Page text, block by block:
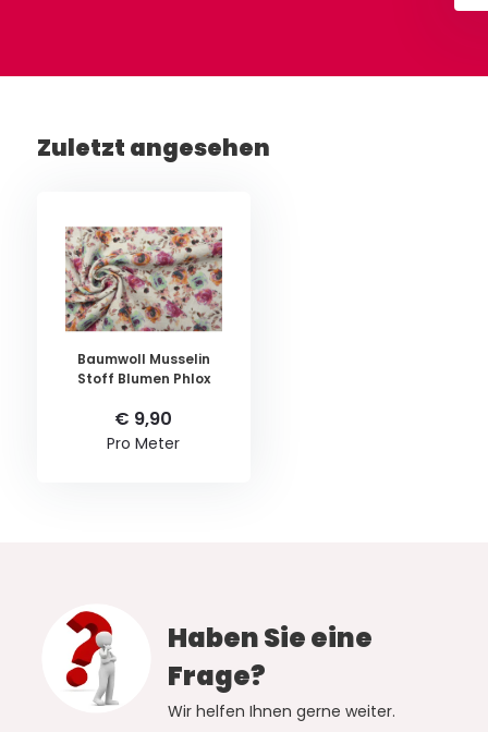
Zuletzt angesehen
Baumwoll Musselin
Stoff Blumen Phlox
€ 9,90
Pro Meter
Haben Sie eine
Frage?
Wir helfen Ihnen gerne weiter.